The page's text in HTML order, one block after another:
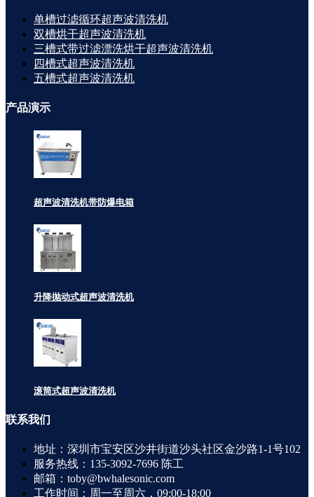
单槽过滤循环超声波清洗机
双槽烘干超声波清洗机
三槽式带过滤漂洗烘干超声波清洗机
四槽式超声波清洗机
五槽式超声波清洗机
产品演示
超声波清洗机带防爆电箱
升降抛动式超声波清洗机
滚筒式超声波清洗机
联系我们
地址：深圳市宝安区沙井街道沙头社区金沙路1-1号102
服务热线：135-3092-7696 陈工
邮箱：toby@bwhalesonic.com
工作时间：周一至周六，09:00-18:00